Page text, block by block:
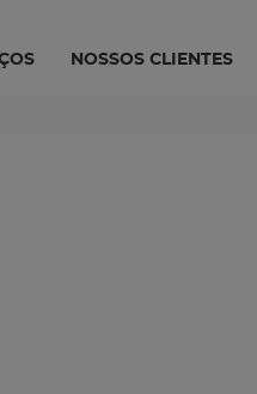
NOSSOS CLIENTES